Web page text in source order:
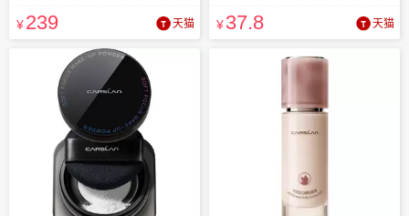
¥239 天猫 ¥37.8 天猫